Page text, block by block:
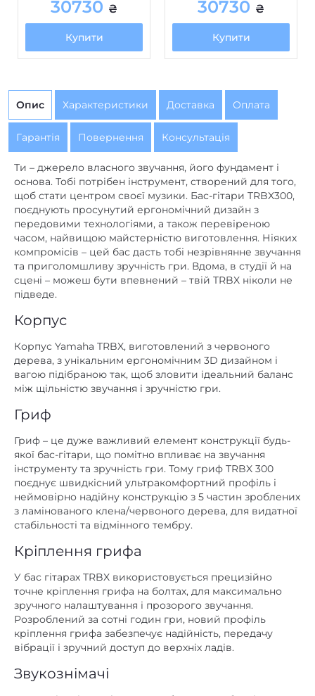
30730 ₴
Купити
30730 ₴
Купити
Опис Характеристики Доставка Оплата
Гарантія Повернення Консультація
Ти – джерело власного звучання, його фундамент і
основа. Тобі потрібен інструмент, створений для того,
щоб стати центром своєї музики. Бас-гітари TRBX300,
поєднують просунутий ергономічний дизайн з
передовими технологіями, а також перевіреною
часом, найвищою майстерністю виготовлення. Ніяких
компромісів – цей бас дасть тобі незрівнянне звучання
та приголомшливу зручність гри. Вдома, в студії й на
сцені – можеш бути впевнений – твій TRBX ніколи не
підведе.
Корпус
Корпус Yamaha TRBX, виготовлений з червоного
дерева, з унікальним ергономічним 3D дизайном і
вагою підібраною так, щоб зловити ідеальний баланс
між щільністю звучання і зручністю гри.
Гриф
Гриф – це дуже важливий елемент конструкції будь-
якої бас-гітари, що помітно впливає на звучання
інструменту та зручність гри. Тому гриф TRBX 300
поєднує швидкісний ультракомфортний профіль і
неймовірно надійну конструкцію з 5 частин зроблених
з ламінованого клена/червоного дерева, для видатної
стабільності та відмінного тембру.
Кріплення грифа
У бас гітарах TRBX використовується прецизійно
точне кріплення грифа на болтах, для максимально
зручного налаштування і прозорого звучання.
Розроблений за сотні годин гри, новий профіль
кріплення грифа забезпечує надійність, передачу
вібрації і зручний доступ до верхніх ладів.
Звукознімачі